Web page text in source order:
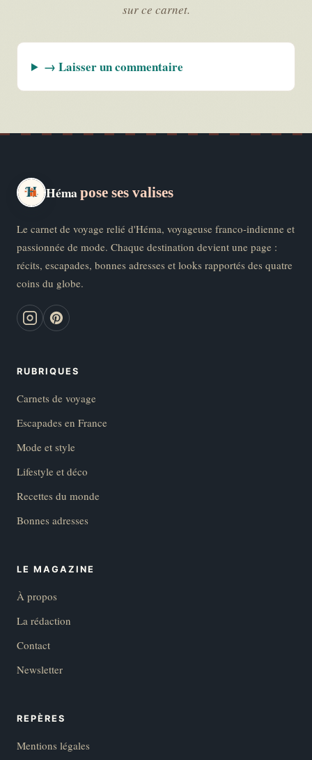
sur ce carnet.
→ Laisser un commentaire
Hémapose ses valises
Le carnet de voyage relié d'Héma, voyageuse franco-indienne et
passionnée de mode. Chaque destination devient une page :
récits, escapades, bonnes adresses et looks rapportés des quatre
coins du globe.
RUBRIQUES
Carnets de voyage
Escapades en France
Mode et style
Lifestyle et déco
Recettes du monde
Bonnes adresses
LE MAGAZINE
À propos
La rédaction
Contact
Newsletter
REPÈRES
Mentions légales